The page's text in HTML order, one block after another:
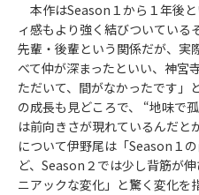
本作はSeason１から１年後
ィ感もより強く結びついている
先輩・後輩という関係だが、実
べて仲が深まったといい、神宮
ただいて、間がなかったです」
の成長も見どころで、 “地味で
は前向きさが現れているんだと
について伊野尾は「Season１
ど、Season２では少し背筋が
ニアックな変化」と驚く変化を